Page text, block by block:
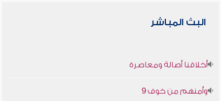
البث المباشر
أخلاقنا أصالة ومعاصرة
وأمنهم من خوف 9